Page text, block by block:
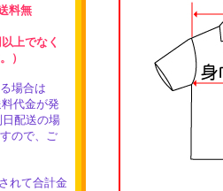
料無
上でなく
）
場合は
代金が発
配送の場
ので、ご
れて合計金